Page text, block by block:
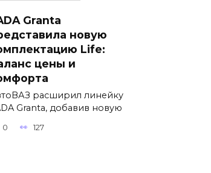
Granta
новую
Life:
цены и
расширил линейку
Granta, добавив новую
0 127